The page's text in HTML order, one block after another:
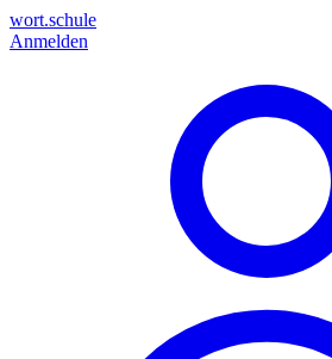
wort.schule
Anmelden